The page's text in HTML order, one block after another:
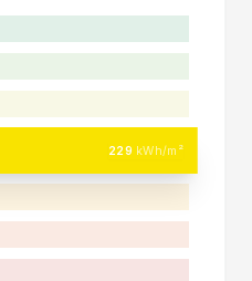
229 kWh/m²